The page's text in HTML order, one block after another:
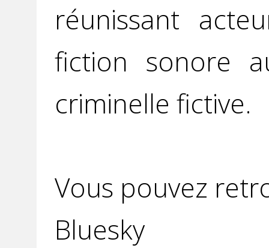
réunissant
fiction sonore
criminelle fictive.
Vous pouvez